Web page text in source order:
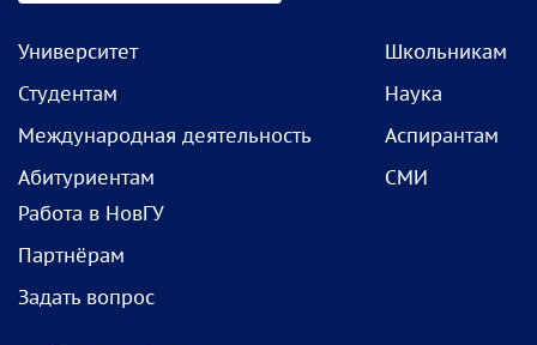
Университет
Студентам
Международная деятельность
Абитуриентам
Школьникам
Наука
Аспирантам
СМИ
Работа в НовГУ
Партнёрам
Задать вопрос